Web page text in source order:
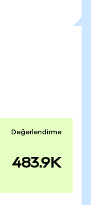
Değerlendirme
483.9K